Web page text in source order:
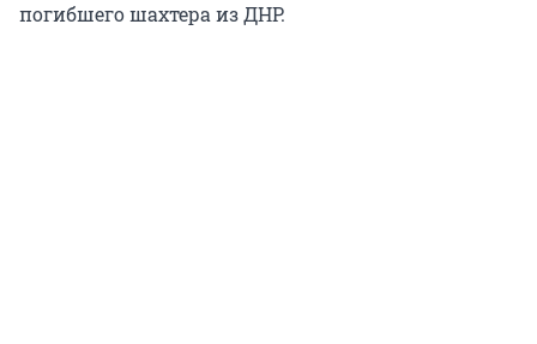
погибшего шахтера из ДНР.